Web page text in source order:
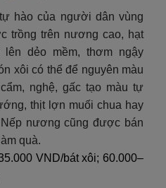
hào của người dân vùng
trồng trên nương cao, hạt
dẻo mềm, thơm ngậy
xôi có thể để nguyên màu
nghệ, gấc tạo màu tự
thịt lợn muối chua hay
nương cũng được bán
quà.
VND/bát xôi; 60.000–